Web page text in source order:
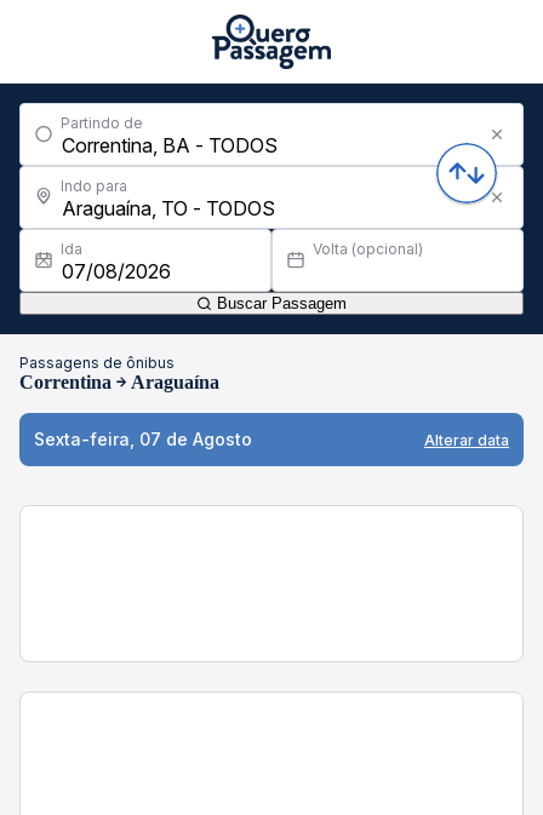
Partindo de
Indo para
Ida Volta (opcional)
Buscar Passagem
Passagens de ônibus
Correntina Araguaína
Sexta-feira, 07 de Agosto Alterar data